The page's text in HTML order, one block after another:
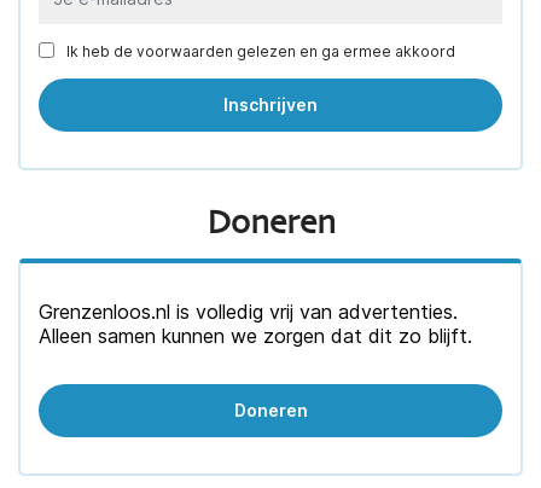
Ik heb de voorwaarden gelezen en ga ermee akkoord
Doneren
Grenzenloos.nl is volledig vrij van advertenties.
Alleen samen kunnen we zorgen dat dit zo blijft.
Doneren